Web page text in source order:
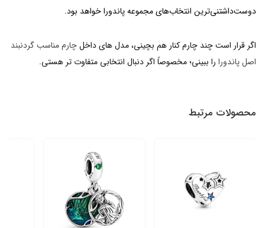
دوست‌داشتنی‌ترین انتخاب‌های مجموعه پاندورا خواهد بود.
اگر قرار است چند چارم کنار هم بچینی، مدل های داخلچارم مناسب گردنبند
اصل پاندورا را ببینی؛ مخصوصاً اگر دنبال انتخابی متفاوت تر هستی.
محصولات مرتبط